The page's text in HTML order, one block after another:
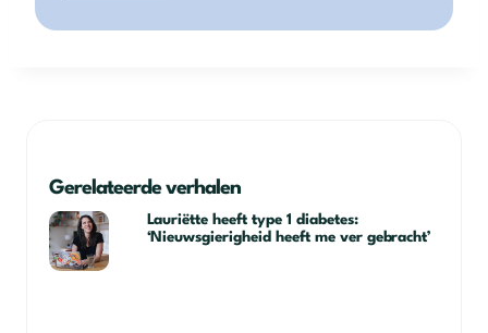
Gerelateerde verhalen
Lauriëtte heeft type 1 diabetes:
‘Nieuwsgierigheid heeft me ver gebracht’